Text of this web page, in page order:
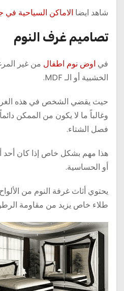
شاهد ايضا الاماكن السياحية في
تصاميم غرف النوم
في اوض نوم اطفال من غير
الخشبية أو الـ MDF.
حيث يقضي الشخص في هذه
وغالباً ما لا يكون من الممكن
فصل الشتاء.
هذا مهم بشكل خاص إذا كان أحد
أو الحساسية.
طلاء خاص يزيد من مقاومة